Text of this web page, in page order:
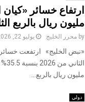
مليون ريال بالربع
by محرر الخليج يوليو 22, 2026
«نبض الخليج» ارتفعت خسائر
مليون ريال بالربع...
دولي